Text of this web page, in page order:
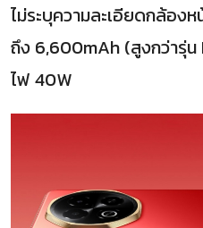
ไม่ระบุความละเอียดกล้อง
ถึง 6,600mAh (สูงกว่ารุ่น
ไฟ 40W